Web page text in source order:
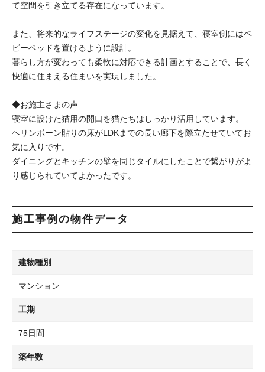
て空間を引き立てる存在になっています。
また、将来的なライフステージの変化を見据えて、寝室側にはベ
ビーベッドを置けるように設計。
暮らし方が変わっても柔軟に対応できる計画とすることで、長く
快適に住まえる住まいを実現しました。
◆お施主さまの声
寝室に設けた猫用の開口を猫たちはしっかり活用しています。
ヘリンボーン貼りの床がLDKまでの長い廊下を際立たせていてお
気に入りです。
ダイニングとキッチンの壁を同じタイルにしたことで繋がりがよ
り感じられていてよかったです。
施工事例の物件データ
建物種別
マンション
工期
75日間
築年数